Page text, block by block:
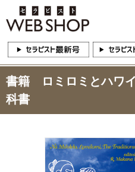
書籍 ロミロミとハワ
科書